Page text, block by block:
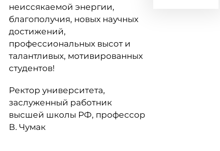
неиссякаемой энергии,
благополучия, новых научных
достижений,
профессиональных высот и
талантливых, мотивированных
студентов!
Ректор университета,
заслуженный работник
высшей школы РФ, профессор
В. Чумак